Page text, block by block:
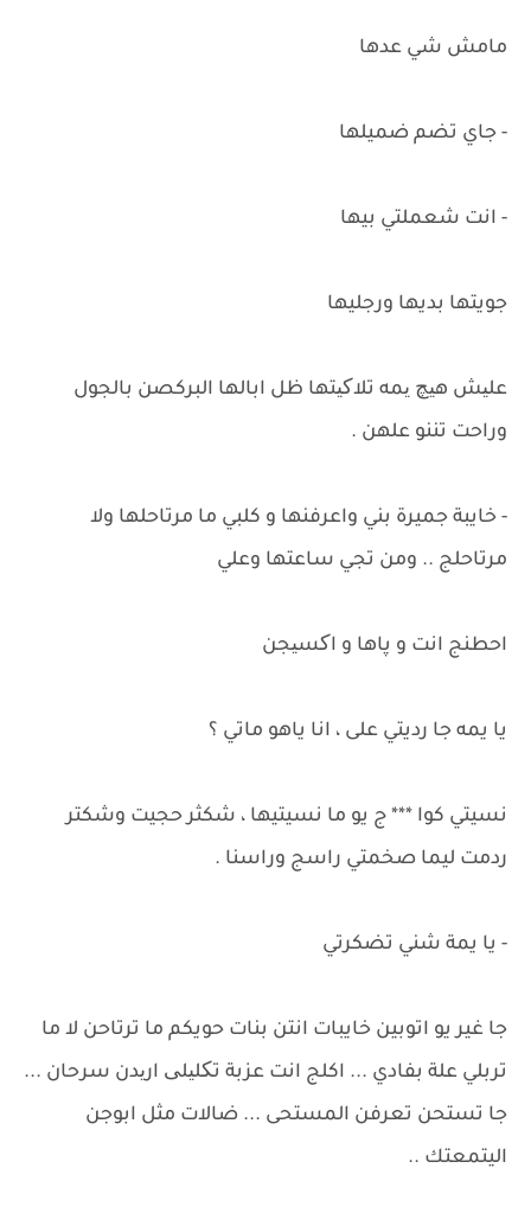
مامش شي عدها
- جاي تضم ضميلها
- انت شعملتي بيها
جويتها بديها ورجليها
علیش هیچ یمه تلاکیتها ظل ابالها البركصن بالجول
وراحت تننو علهن .
- خايبة جميرة بني واعرفنها و كلبي ما مرتاحلها ولا
مرتاحلج .. ومن تجي ساعتها وعلي
احطنج انت و پاها و اکسیجن
يا يمه جا رديتي على ، انا ياهو ماتي ؟
نسيتي كوا *** ج يو ما نسيتيها ، شكثر حجيت وشكتر
ردمت ليما صخمتي راسج وراسنا .
- يا يمة شني تضكرتي
جا غير يو اتوبين خايبات انتن بنات حويكم ما ترتاحن لا ما
تربلي علة بفادي ... اكلج انت عزبة تکلیلی اریدن سرحان ...
جا تستحن تعرفن المستحى ... ضالات مثل ابوجن
اليتمعتك ..